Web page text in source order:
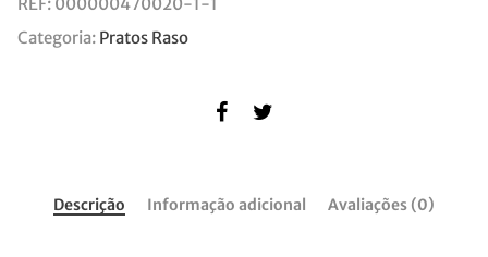
REF: 000000470020-1-1
Categoria: Pratos Raso
Descrição Informação adicional Avaliações (0)